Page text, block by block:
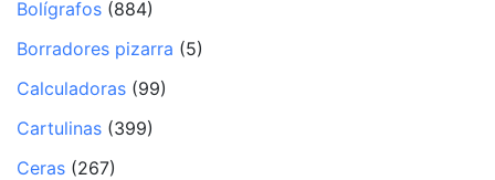
Bolígrafos (884)
Borradores pizarra (5)
Calculadoras (99)
Cartulinas (399)
Ceras (267)